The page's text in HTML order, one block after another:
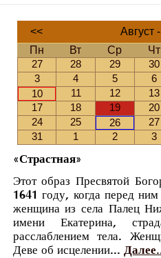
<< Август
Пн
Вт Ср Чт
27
28 29 30
3
4 5 6
10
11 12 13
17
18 19 20
24
25 26 27
31
1 2 3
«Страстная»
Этот образ Пресвятой
1641 году, когда перед
женщина из села Палец
имени Екатерина,
расслаблением тела.
Деве об исцелении...